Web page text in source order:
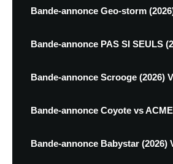
Bande-annonce Geo-storm
Bande-annonce PAS SI SEULS
Bande-annonce Scrooge (2026)
Bande-annonce Coyote vs
Bande-annonce Babystar (2026)